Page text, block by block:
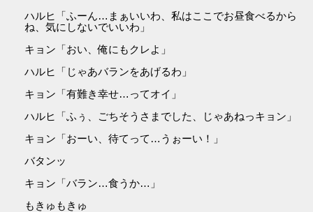
ハルヒ「ふーん…まぁいいわ、私はここでお昼食べるから
ね、気にしないでいいわ」
キョン「おい、俺にもクレよ」
ハルヒ「じゃあバランをあげるわ」
キョン「有難き幸せ…ってオイ」
ハルヒ「ふぅ、ごちそうさまでした、じゃあねっキョン」
キョン「おーい、待てって…うぉーい！」
バタンッ
キョン「バラン…食うか…」
もきゅもきゅ